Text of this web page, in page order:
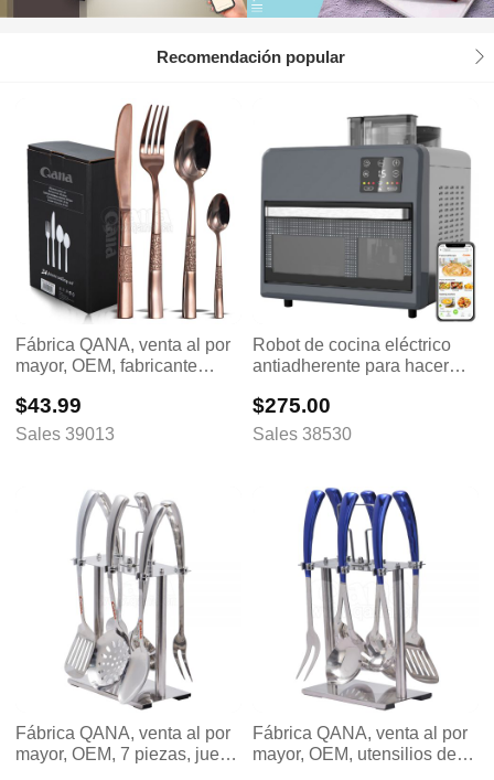
Recomendación popular 
Fábrica QANA, venta al por
mayor, OEM, fabricante
lujo para cenas, cubiertos de
acero inoxidable, vajilla,
$43.99
Sales 39013
Robot de cocina eléctrico
antiadherente para hacer
automática comercial
$275.00
Sales 38530
Fábrica QANA, venta al por
mayor, OEM, 7 piezas, juego
Fábrica QANA, venta al por
mayor, OEM, utensilios de